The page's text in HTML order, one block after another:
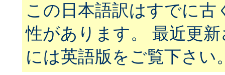
この日本語訳はすでに古
性があります。 最近更
には英語版をご覧下さい